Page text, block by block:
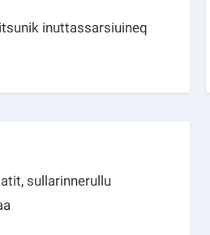
inuttassarsiuineq
sullarinnerullu